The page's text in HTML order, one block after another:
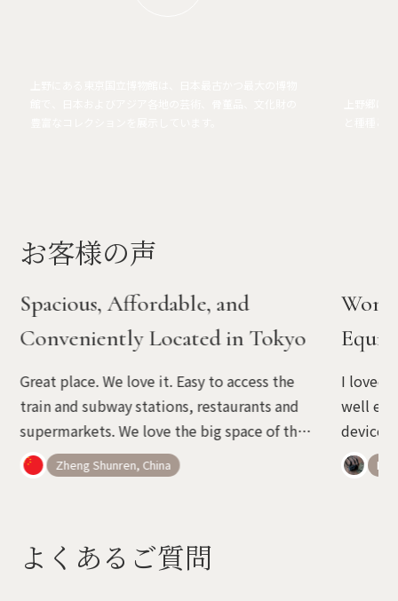
お客様の声
Spacious, Affordable, and
Conveniently Located in Tokyo
Great place. We love it. Easy to access the
train and subway stations, restaurants and
supermarkets. We love the big space of the
room. It is not easy to find rooms of such a
cozy space in Tokyo with the price.
Zheng Shunren, China
I loved
well
devices
advice
よくあるご質問